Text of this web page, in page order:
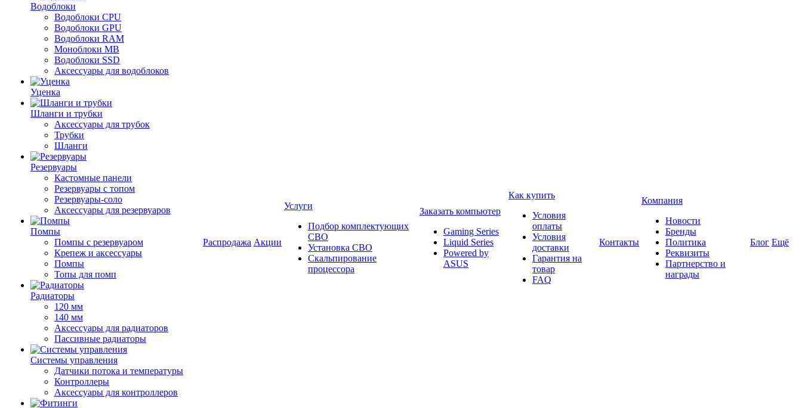
Водоблоки
Водоблоки CPU
Водоблоки GPU
Водоблоки RAM
Моноблоки MB
Водоблоки SSD
Аксессуары для водоблоков
Уценка
Шланги и трубки
Аксессуары для трубок
Трубки
Шланги
Резервуары
Кастомные панели
Резервуары с топом
Резервуары-соло
Аксессуары для резервуаров
Помпы
Помпы с резервуаром
Крепеж и аксессуары
Помпы
Топы для помп
Радиаторы
120 мм
140 мм
Аксессуары для радиаторов
Пассивные радиаторы
Системы управления
Датчики потока и температуры
Контроллеры
Аксессуары для контроллеров
Распродажа Акции
Услуги
Подбор комплектующих
СВО
Установка СВО
Скальпирование
процессора
Заказать компьютер
Gaming Series
Liquid Series
Powered by
ASUS
Как купить
Условия
оплаты
Условия
доставки
Гарантия на
товар
FAQ
Контакты
Компания
Новости
Бренды
Политика
Реквизиты
Партнерство и
награды
Блог Ещё